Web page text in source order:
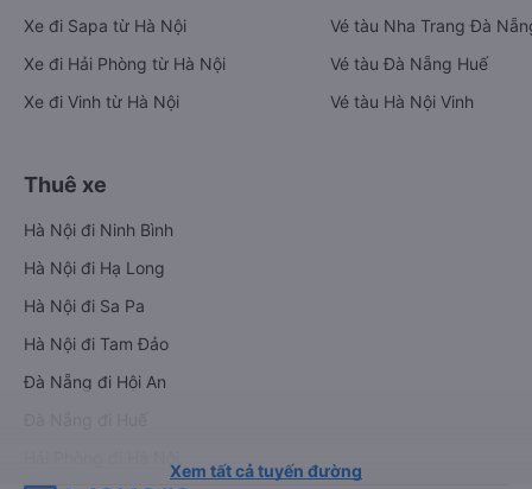
Xe đi Sapa từ Hà Nội
Xe đi Hải Phòng từ Hà Nội
Xe đi Vinh từ Hà Nội
Vé tàu Nha Trang Đà
Vé tàu Đà Nẵng Huế
Vé tàu Hà Nội Vinh
Thuê xe
Hà Nội đi Ninh Bình
Hà Nội đi Hạ Long
Hà Nội đi Sa Pa
Hà Nội đi Tam Đảo
Đà Nẵng đi Hội An
Xem tất cả tuyến đường